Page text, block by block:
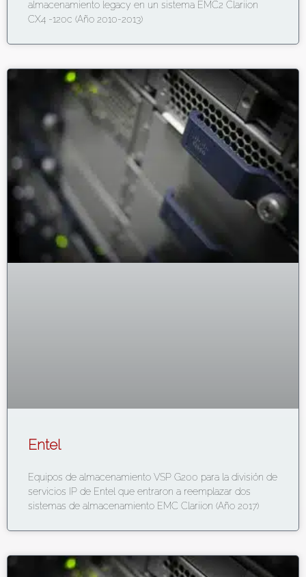
almacenamiento legacy en un sistema EMC2 Clariion
CX4 -120c (Año 2010-2013)
Entel
Equipos de almacenamiento VSP G200 para la división de
servicios IP de Entel que entraron a reemplazar dos
sistemas de almacenamiento EMC Clariion (Año 2017)